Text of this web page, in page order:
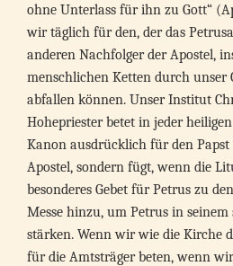
ohne Unterlass für ihn zu Gott“
wir täglich für den, der das
anderen Nachfolger der Apostel,
menschlichen Ketten durch unser
abfallen können. Unser Institut
Hohepriester betet in jeder
Kanon ausdrücklich für den
Apostel, sondern fügt, wenn die
besonderes Gebet für Petrus zu
Messe hinzu, um Petrus in
stärken. Wenn wir wie die Kirche
für die Amtsträger beten, wenn